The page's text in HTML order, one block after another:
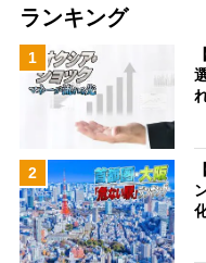
ランキング
1
2